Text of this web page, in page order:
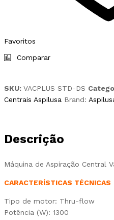
Favoritos
Comparar
SKU: VACPLUS STD-DS
Centrais Aspilusa Brand:
Descrição
Máquina de Aspiração Central
CARACTERÍSTICAS TÉCNICAS
Tipo de motor: Thru-flow
Potência (W): 1300